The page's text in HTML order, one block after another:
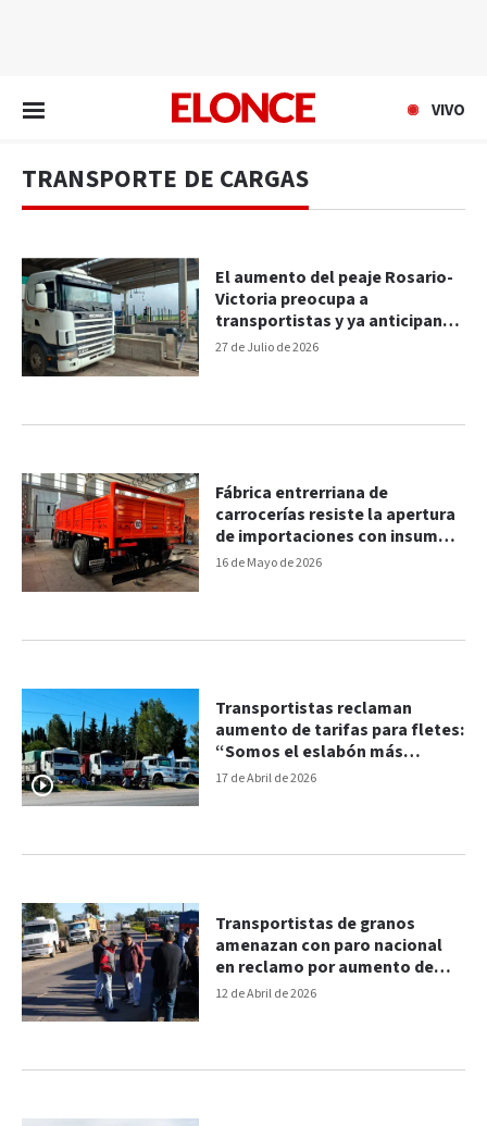
VIVO
TRANSPORTE DE CARGAS
27 de Julio de 2026
El aumento del peaje Rosario-
Victoria preocupa a
transportistas y ya anticipan
subas en las tarifas
16 de Mayo de 2026
Fábrica entrerriana de
carrocerías resiste la apertura
de importaciones con insumos
nacionales y financiamiento
17 de Abril de 2026
Transportistas reclaman
aumento de tarifas para fletes:
“Somos el eslabón más
oxidado de la cadena”
12 de Abril de 2026
Transportistas de granos
amenazan con paro nacional
en reclamo por aumento de
tarifas